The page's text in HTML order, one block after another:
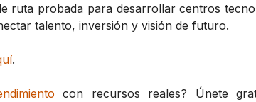
ruta probada para desarrollar centros
talento, inversión y visión de futuro.
.
con recursos reales? Únete